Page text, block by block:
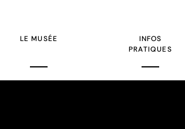
LE MUSÉE
INFOS
PRATIQUES